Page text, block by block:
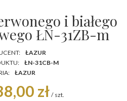
i białego
ŁN-31ZB-m
ŁAZUR
ŁN-31CB-M
ŁAZUR
zł / szt.